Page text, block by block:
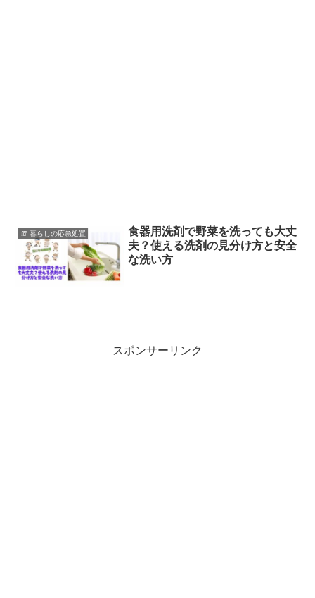
🧯 暮らしの応急処置
食器用洗剤で野菜を洗っても大丈
夫？使える洗剤の見分け方と安全
な洗い方
スポンサーリンク